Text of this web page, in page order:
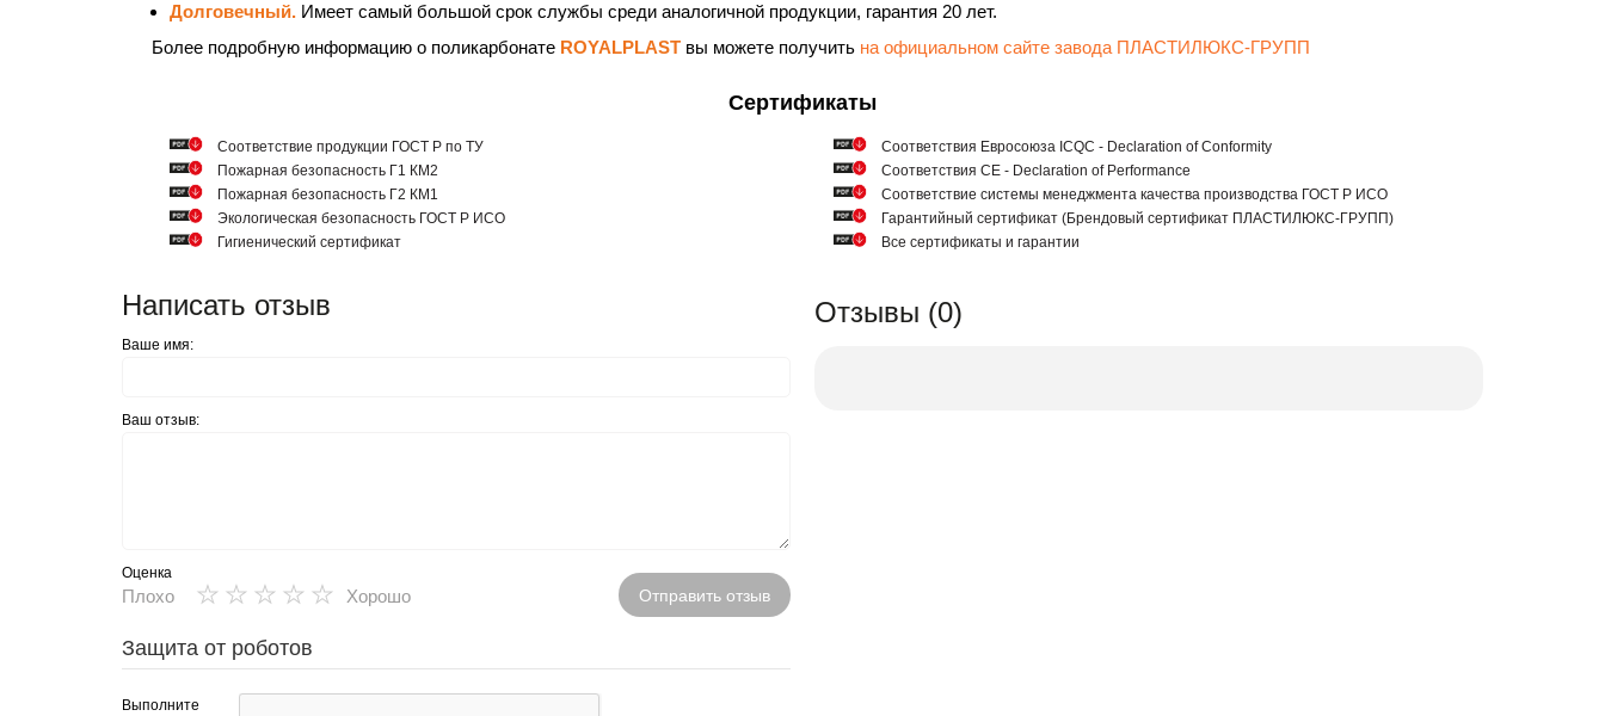
Долговечный. Имеет самый большой срок службы среди аналогичной продукции, гарантия 20 лет.
Более подробную информацию о поликарбонате ROYALPLAST вы можете получить на официальном сайте завода ПЛАСТИЛЮКС-ГРУПП
Сертификаты
Cоответствие продукции ГОСТ Р по ТУ
Пожарная безопасность Г1 КМ2
Пожарная безопасность Г2 КМ1
Экологическая безопасность ГОСТ Р ИСО
Гигиенический сертификат
Соответствия Евросоюза ICQC - Declaration of Conformity
Соответствия СЕ - Declaration of Performance
Соответствие системы менеджмента качества производства ГОСТ Р ИСО
Гарантийный сертификат (Брендовый сертификат ПЛАСТИЛЮКС-ГРУПП)
Все сертификаты и гарантии
Написать отзыв
Ваше имя:
Ваш отзыв:
Оценка
Плохо ★
★
★
★
★ Хорошо Отправить отзыв
Защита от роботов
Выполните
Отзывы (0)